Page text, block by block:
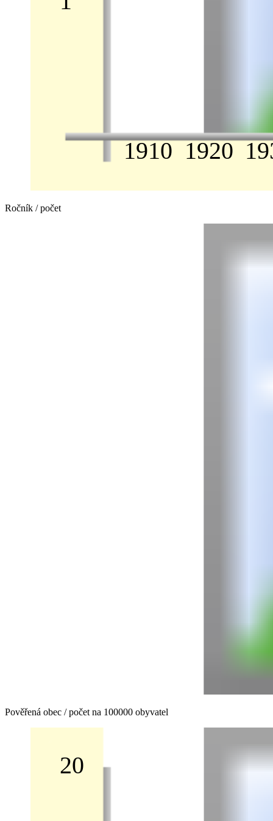
1910 1920
Ročník / počet
Pověřená obec / počet na 100000 obyvatel
20